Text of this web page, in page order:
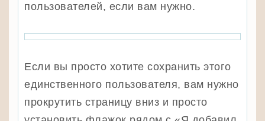
пользователей, если вам нужно.
Если вы просто хотите сохранить этого
единственного пользователя, вам нужно
прокрутить страницу вниз и просто